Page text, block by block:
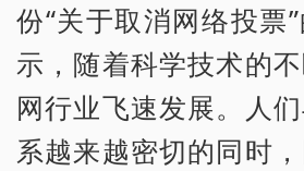
份“关于取消网络投票
示，随着科学技术的
网行业飞速发展。人
系越来越密切的同时